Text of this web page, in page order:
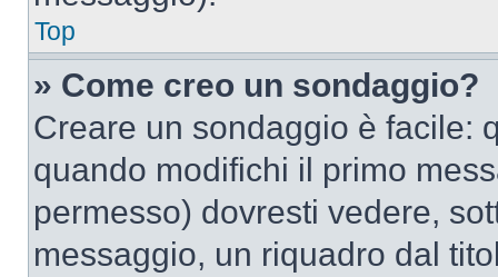
Top
» Come creo un sondaggio?
Creare un sondaggio è facile:
quando modifichi il primo
permesso) dovresti vedere,
messaggio, un riquadro dal